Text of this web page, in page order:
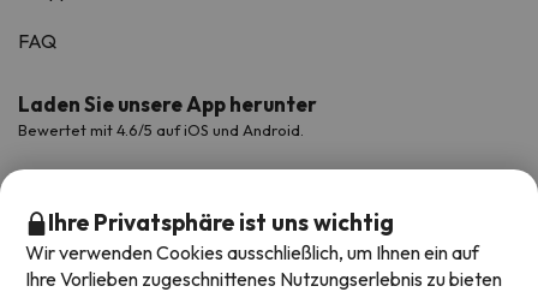
FAQ
Laden Sie unsere App herunter
Bewertet mit 4.6/5 auf iOS und Android.
Ihre Privatsphäre ist uns wichtig
Wir verwenden Cookies ausschließlich, um Ihnen ein auf
Ihre Vorlieben zugeschnittenes Nutzungserlebnis zu bieten